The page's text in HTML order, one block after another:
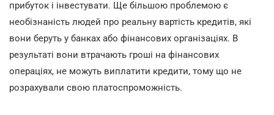
прибуток і інвестувати. Ще більшою проблемою є
необізнаність людей про реальну вартість кредитів, які
вони беруть у банках або фінансових організаціях. В
результаті вони втрачають гроші на фінансових
операціях, не можуть виплатити кредити, тому що не
розрахували свою платоспроможність.